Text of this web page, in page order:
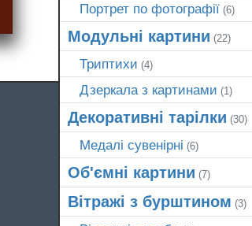
Портрет по фотографії (6)
Модульні картини (22)
Триптихи (4)
Дзеркала з картинами (1)
Декоративні тарілки (30)
Медалі сувенірні (6)
Об'ємні картини (7)
Вітражі з бурштином (3)